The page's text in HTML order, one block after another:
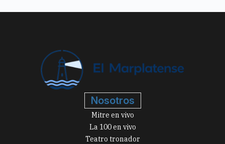
Nosotros
Mitre en vivo
La 100 en vivo
Teatro tronador